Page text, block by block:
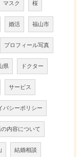
マスク 桜
婚活 福山市
プロフィール写真
県 ドクター
サービス
バシーポリシー
内容について
結婚相談